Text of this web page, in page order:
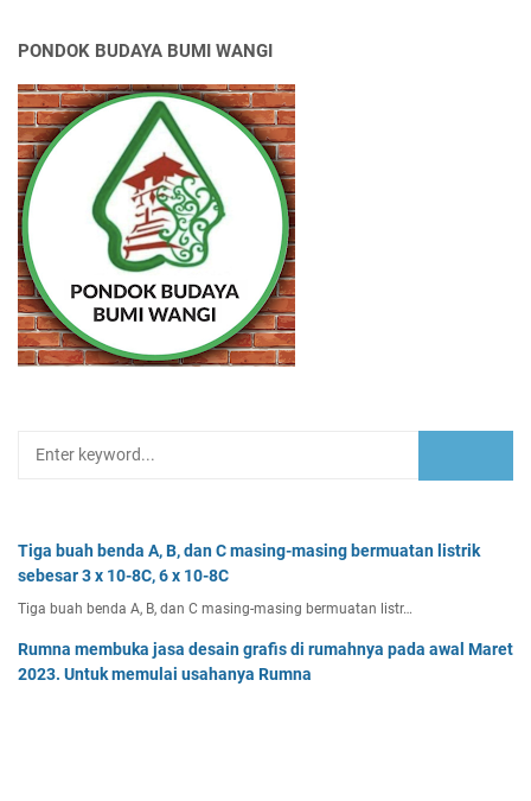
PONDOK BUDAYA BUMI WANGI
Tiga buah benda A, B, dan C masing-masing bermuatan listrik
sebesar 3 x 10-8C, 6 x 10-8C
Tiga buah benda A, B, dan C masing-masing bermuatan listr…
Rumna membuka jasa desain grafis di rumahnya pada awal Maret
2023. Untuk memulai usahanya Rumna